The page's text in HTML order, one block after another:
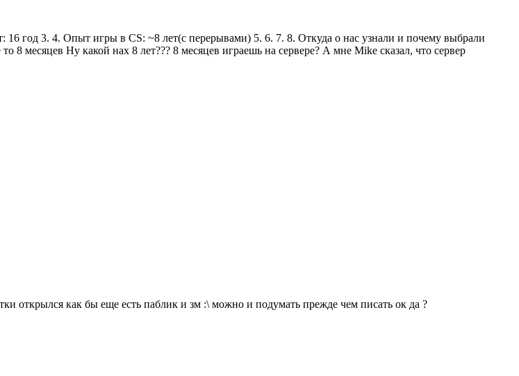
год 3. 4. Опыт игры в CS: ~8 лет(с перерывами) 5. 6. 7. 8. Откуда о нас узнали и почему выбрали
8 месяцев Ну какой нах 8 лет??? 8 месяцев играешь на сервере? А мне Mike сказал, что сервер
открылся как бы еще есть паблик и зм :\ можно и подумать прежде чем писать ок да ?